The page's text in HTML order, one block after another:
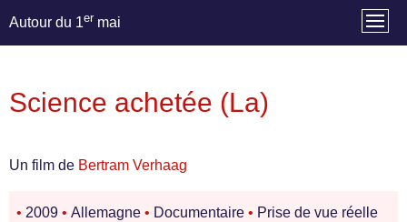
Autour du 1er mai
Science achetée (La)
Un film de Bertram Verhaag
• 2009 • Allemagne • Documentaire • Prise de vue réelle